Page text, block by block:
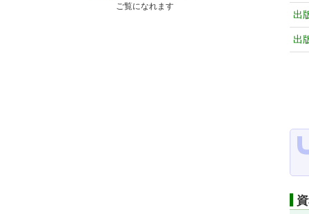
ご覧になれます
出
出